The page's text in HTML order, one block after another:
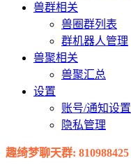
兽群相关
兽圈群列表
群机器人管理
兽聚相关
兽聚汇总
设置
账号/通知设置
隐私管理
趣绮梦聊天群: 810988425